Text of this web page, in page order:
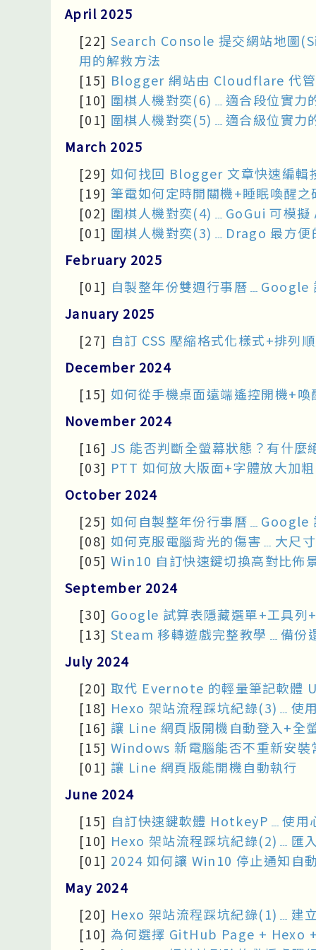
April 2025
[22] Search Console 提交網站地圖
用的解救方法
[15] Blogger 網站由 Cloudflare 代
[10] 圍棋人機對奕(6)﹍適合段位實力
[01] 圍棋人機對奕(5)﹍適合級位實力
March 2025
[29] 如何找回 Blogger 文章快速編輯
[19] 筆電如何定時開關機+睡眠喚醒之
[02] 圍棋人機對奕(4)﹍GoGui 可模
[01] 圍棋人機對奕(3)﹍Drago 最方
February 2025
[01] 自製整年份雙週行事曆﹍Google
January 2025
[27] 自訂 CSS 壓縮格式化樣式+排
December 2024
[15] 如何從手機桌面遠端遙控開機+
November 2024
[16] JS 能否判斷全螢幕狀態？有什麼
[03] PTT 如何放大版面+字體放大加
October 2024
[25] 如何自製整年份行事曆﹍Google
[08] 如何克服電腦背光的傷害﹍大尺
[05] Win10 自訂快速鍵切換高對比佈
September 2024
[30] Google 試算表隱藏選單+工具列
[13] Steam 移轉遊戲完整教學﹍備份
July 2024
[20] 取代 Evernote 的輕量筆記軟體
[18] Hexo 架站流程踩坑紀錄(3)﹍使
[16] 讓 Line 網頁版開機自動登入+全
[15] Windows 新電腦能否不重新安裝
[01] 讓 Line 網頁版能開機自動執行
June 2024
[15] 自訂快速鍵軟體 HotkeyP﹍使用
[10] Hexo 架站流程踩坑紀錄(2)﹍匯
[01] 2024 如何讓 Win10 停止通知自
May 2024
[20] Hexo 架站流程踩坑紀錄(1)﹍建
[10] 為何選擇 GitHub Page + Hexo